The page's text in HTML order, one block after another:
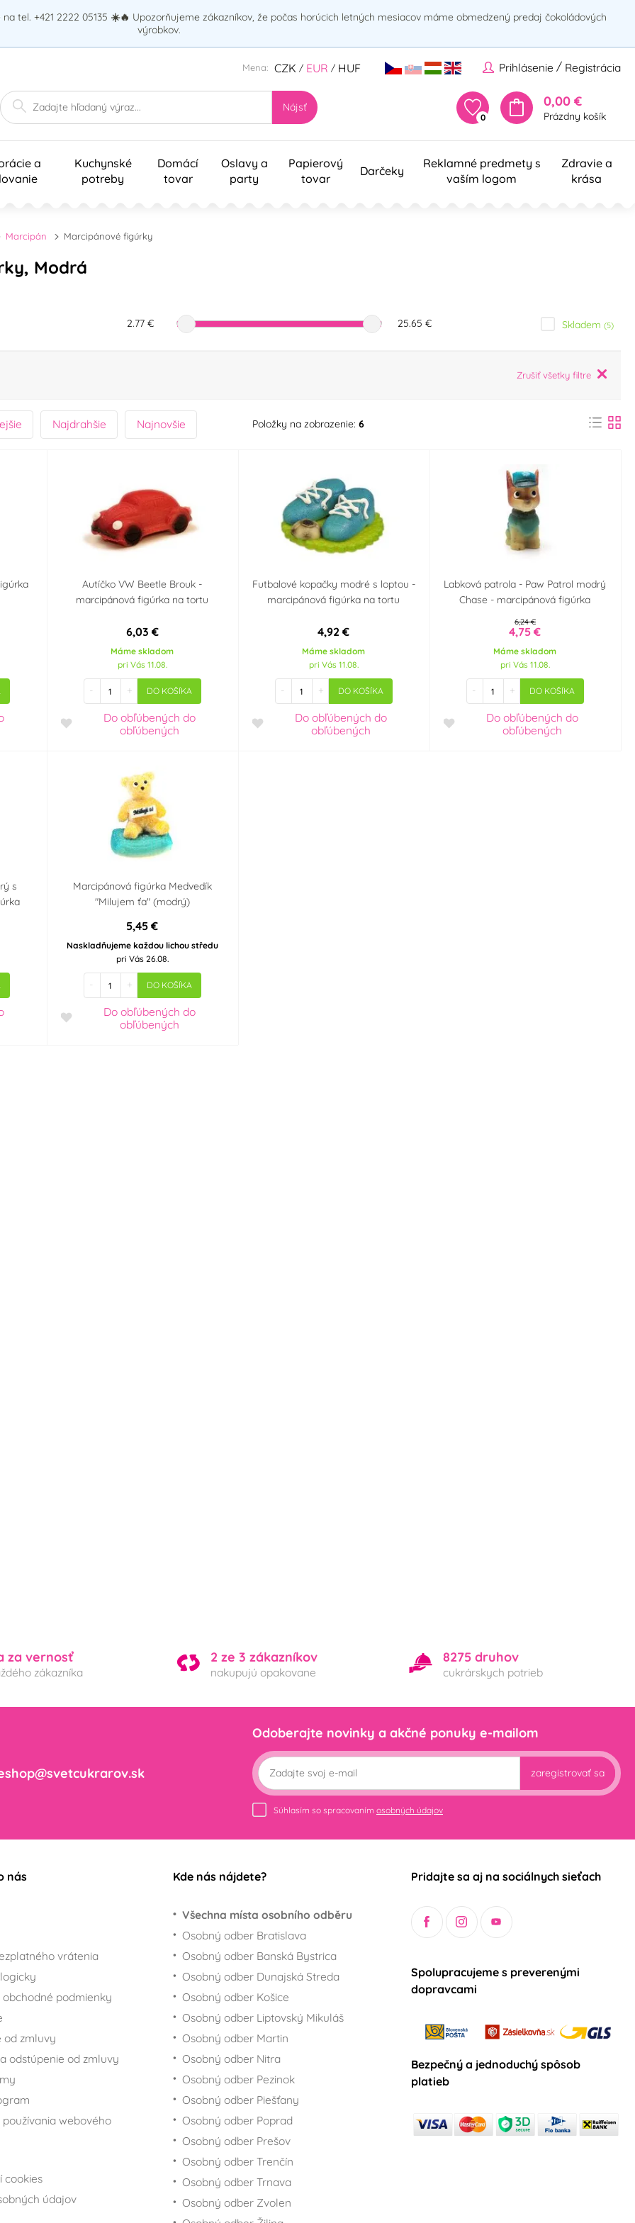
tel. +421 2222 05135 ☀️🔥 Upozorňujeme zákazníkov, že počas horúcich letných mesiacov máme obmedzený predaj čokoládových
výrobkov.
Prihlásenie / Registrácia
Mena: CZK / EUR / HUF
Nájsť
0
0,00 €
Prázdny košík
a
Kuchynské
potreby
Domácí
tovar
Oslavy a
party
Papierový
tovar
Darčeky
Reklamné predmety s
vaším logom
Zdravie a
krása
Marcipán Marcipánové figúrky
Modrá
2.77 € 25.65 € Skladem (5)
Zrušiť všetky filtre
Najdrahšie Najnovšie Položky na zobrazenie: 6
Autíčko VW Beetle Brouk -
marcipánová figúrka na tortu
6,03 €
Máme skladom
pri Vás 11.08.
- + DO KOŠÍKA
Do obľúbenýchdo
obľúbených
Futbalové kopačky modré s loptou -
marcipánová figúrka na tortu
4,92 €
Máme skladom
pri Vás 11.08.
- + DO KOŠÍKA
Do obľúbenýchdo
obľúbených
Labková patrola - Paw Patrol modrý
Chase - marcipánová figúrka
6,24 €
4,75 €
Máme skladom
pri Vás 11.08.
- + DO KOŠÍKA
Do obľúbenýchdo
obľúbených
s
Marcipánová figúrka Medvedík
"Milujem ťa" (modrý)
5,45 €
Naskladňujeme každou lichou středu
pri Vás 26.08.
- + DO KOŠÍKA
Do obľúbenýchdo
obľúbených
za vernosť
zákazníka
2 ze 3 zákazníkov
nakupujú opakovane
8275 druhov
cukrárskych potrieb
Odoberajte novinky a akčné ponuky e-mailom
zaregistrovať sa
Súhlasím so spracovaním osobných údajov
nás
vrátenia
obchodné podmienky
od zmluvy
odstúpenie od zmluvy
webového
cookies
údajov
Kde nás nájdete?
Všechna místa osobního odběru
Osobný odber Bratislava
Osobný odber Banská Bystrica
Osobný odber Dunajská Streda
Osobný odber Košice
Osobný odber Liptovský Mikuláš
Osobný odber Martin
Osobný odber Nitra
Osobný odber Pezinok
Osobný odber Piešťany
Osobný odber Poprad
Osobný odber Prešov
Osobný odber Trenčín
Osobný odber Trnava
Osobný odber Zvolen
Pridajte sa aj na sociálnych sieťach
Spolupracujeme s preverenými
dopravcami
Bezpečný a jednoduchý spôsob
platieb